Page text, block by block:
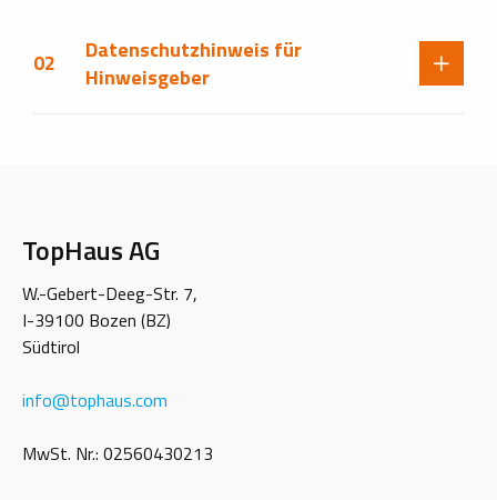
02
Datenschutzhinweis für
Hinweisgeber
TopHaus AG
W.-Gebert-Deeg-Str. 7,
I-39100 Bozen (BZ)
Südtirol
info@tophaus.com
MwSt. Nr.: 02560430213